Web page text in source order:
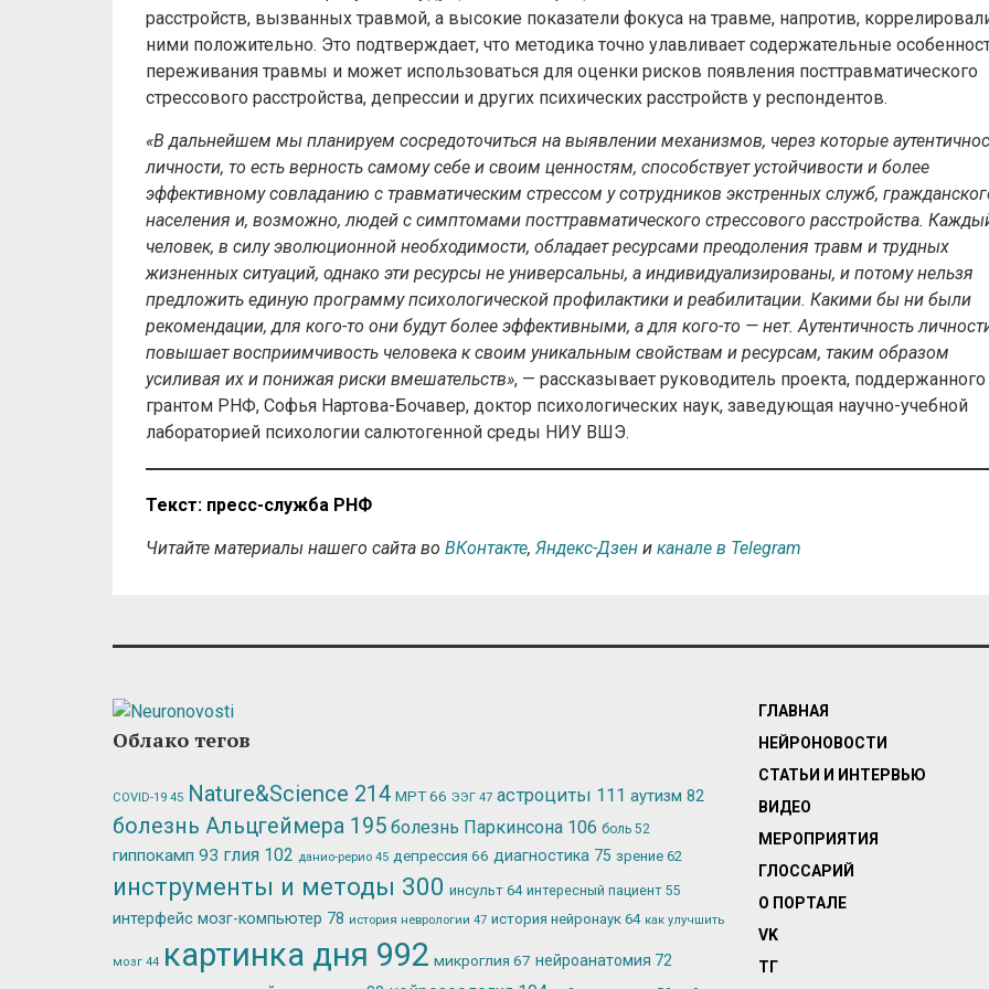
расстройств, вызванных травмой, а высокие показатели фокуса на травме, напротив,
ними положительно. Это подтверждает, что методика точно улавливает содержательные
переживания травмы и может использоваться для оценки рисков появления посттравматического
стрессового расстройства, депрессии и других психических расстройств у респондентов.
«В дальнейшем мы планируем сосредоточиться на выявлении механизмов, через которые
личности, то есть верность самому себе и своим ценностям, способствует устойчивости и более
эффективному совладанию с травматическим стрессом у сотрудников экстренных служб,
населения и, возможно, людей с симптомами посттравматического стрессового расстройства.
человек, в силу эволюционной необходимости, обладает ресурсами преодоления травм и трудных
жизненных ситуаций, однако эти ресурсы не универсальны, а индивидуализированы, и потому нельзя
предложить единую программу психологической профилактики и реабилитации. Какими бы ни были
рекомендации, для кого-то они будут более эффективными, а для кого-то — нет. Аутентичность
повышает восприимчивость человека к своим уникальным свойствам и ресурсам, таким образом
усиливая их и понижая риски вмешательств», — рассказывает руководитель проекта, поддержанного
грантом РНФ, Софья Нартова-Бочавер, доктор психологических наук, заведующая научно-учебной
лабораторией психологии салютогенной среды НИУ ВШЭ.
Текст: пресс-служба РНФ
Читайте материалы нашего сайта во ВКонтакте, Яндекс-Дзен и канале в Telegram
Облако тегов
COVID-19 45 Nature&Science 214 МРТ66 ЭЭГ 47 астроциты 111 аутизм 82
болезнь Альцгеймера 195 болезнь Паркинсона 106 боль 52
гиппокамп 93 глия 102 данио-рерио 45 депрессия 66 диагностика 75 зрение 62
инструменты и методы 300 инсульт 64 интересный пациент 55
интерфейс мозг-компьютер 78 история неврологии 47 история нейронаук 64 как улучшить
мозг 44 картинка дня 992 микроглия 67 нейроанатомия 72
ГЛАВНАЯ
НЕЙРОНОВОСТИ
СТАТЬИ И ИНТЕРВЬЮ
ВИДЕО
МЕРОПРИЯТИЯ
ГЛОССАРИЙ
О ПОРТАЛЕ
VK
ТГ